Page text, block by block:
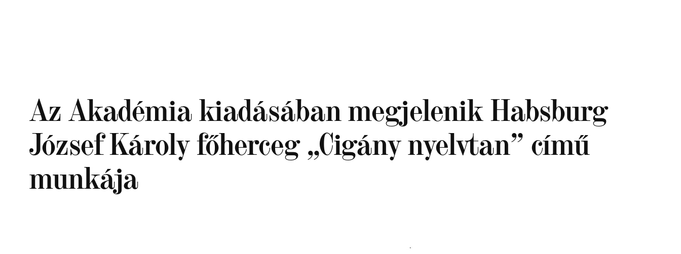
Az Akadémia kiadásában megjelenik Habsburg
József Károly főherceg „Cigány nyelvtan” című
munkája